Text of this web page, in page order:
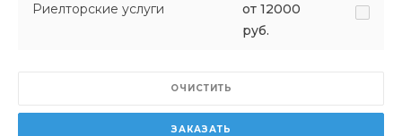
Риелторские услуги
от 12000
руб.
ОЧИСТИТЬ
ЗАКАЗАТЬ